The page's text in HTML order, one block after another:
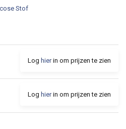
Stof
Log hierin om prijzen te zien
Log hierin om prijzen te zien